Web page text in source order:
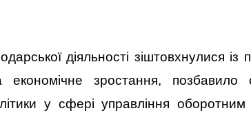
діяльності зіштовхнулися
зростання, позбавило
у сфері управління